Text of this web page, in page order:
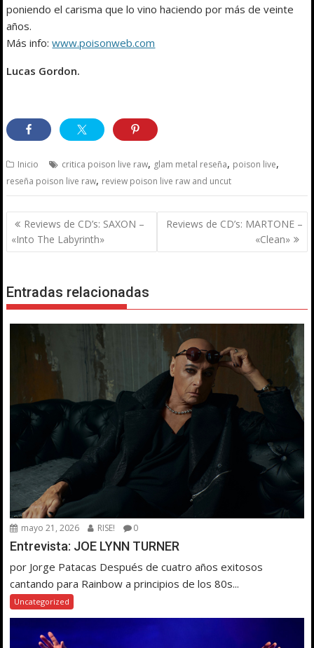
poniendo el carisma que lo vino haciendo por más de veinte
años.
Más info:www.poisonweb.com
Lucas Gordon.
Inicio critica poison live raw, glam metal reseña, poison live,
reseña poison live raw, review poison live raw and uncut
Navegación
de
entradas
Reviews de CD’s: SAXON –
«Into The Labyrinth»
Reviews de CD’s: MARTONE –
«Clean»
Entradas relacionadas
mayo 21, 2026 RISE! 0
Entrevista: JOE LYNN TURNER
por Jorge Patacas Después de cuatro años exitosos
cantando para Rainbow a principios de los 80s...
Uncategorized